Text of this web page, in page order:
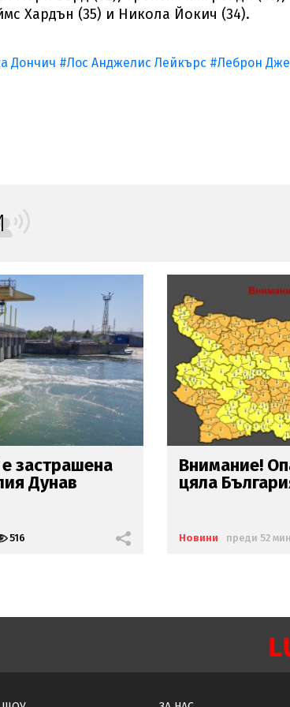
Хардън (35) и Никола Йокич (34).
Дончич #Лос Анджелис Лейкърс #Леброн
горещини в
678
НОЩЕН
Закопчаха с
Новини преди 1 час